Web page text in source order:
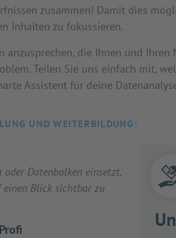
zusammen! Damit dies
Inhalten zu fokussieren.
die Ihnen und
Teilen Sie uns einfach mit,
Assistent für deine
UND WEITERBILDUNG:
Datenbalken einsetzt,
Blick sichtbar zu